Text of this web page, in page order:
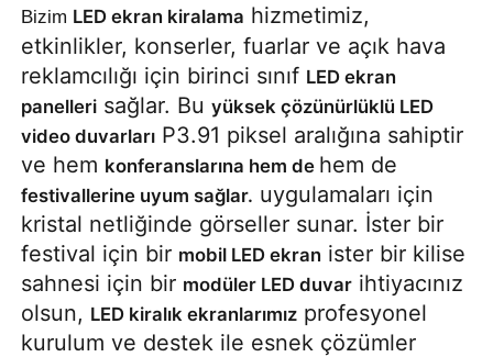
Ana Sayfa
Ürünler
Bizim LED ekran kiralama hizmetimiz,
etkinlikler, konserler, fuarlar ve açık hava
reklamcılığı için birinci sınıf LED ekran
panelleri sağlar. Buyüksek çözünürlüklü LED
video duvarları P3.91 piksel aralığına sahiptir
ve hem konferanslarına hem de hem de
festivallerine uyum sağlar. uygulamaları için
kristal netliğinde görseller sunar. İster bir
festival için bir mobil LED ekran ister bir kilise
sahnesi için bir modüler LED duvar ihtiyacınız
olsun, LED kiralık ekranlarımız profesyonel
kurulum ve destek ile esnek çözümler